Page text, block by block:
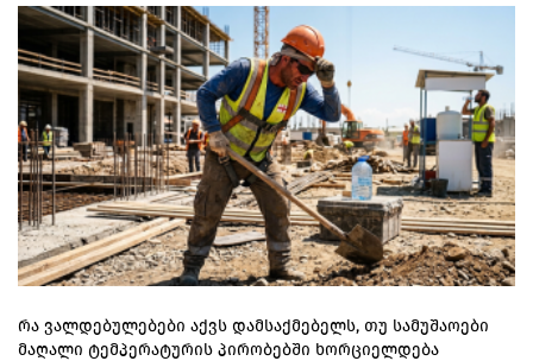
რა ვალდებულებები აქვს დამსაქმებელს, თუ სამუშაოები
მაღალი ტემპერატურის პირობებში ხორციელდება